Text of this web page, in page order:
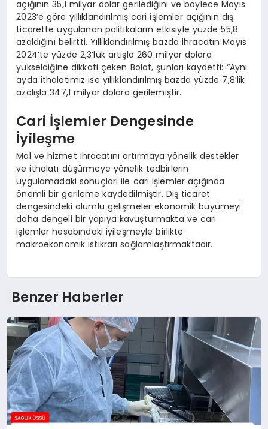
açığının 35,1 milyar dolar gerilediğini ve böylece Mayıs
2023’e göre yıllıklandırılmış cari işlemler açığının dış
ticarette uygulanan politikaların etkisiyle yüzde 55,8
azaldığını belirtti. Yıllıklandırılmış bazda ihracatın Mayıs
2024’te yüzde 2,3’lük artışla 260 milyar dolara
yükseldiğine dikkati çeken Bolat, şunları kaydetti: “Aynı
ayda ithalatımız ise yıllıklandırılmış bazda yüzde 7,8’lik
azalışla 347,1 milyar dolara gerilemiştir.
Cari İşlemler Dengesinde
İyileşme
Mal ve hizmet ihracatını artırmaya yönelik destekler
ve ithalatı düşürmeye yönelik tedbirlerin
uygulamadaki sonuçları ile cari işlemler açığında
önemli bir gerileme kaydedilmiştir. Dış ticaret
dengesindeki olumlu gelişmeler ekonomik büyümeyi
daha dengeli bir yapıya kavuşturmakta ve cari
işlemler hesabındaki iyileşmeyle birlikte
makroekonomik istikrarı sağlamlaştırmaktadır.
Benzer Haberler